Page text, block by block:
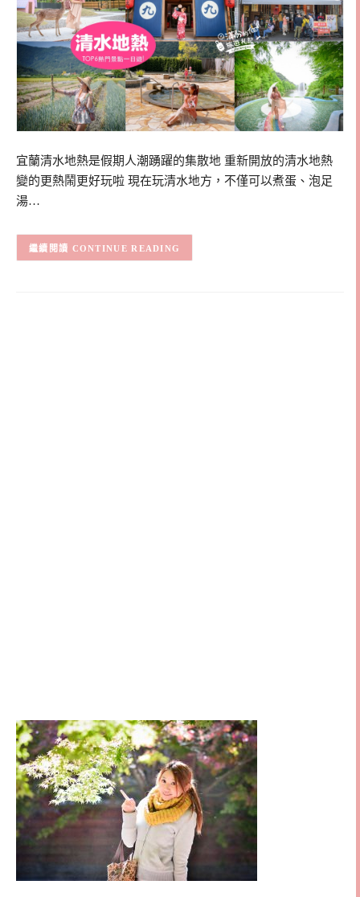
宜蘭清水地熱是假期人潮踴躍的集散地 重新開放的清水地熱
變的更熱鬧更好玩啦 現在玩清水地方，不僅可以煮蛋、泡足
湯…
CONTINUE READING